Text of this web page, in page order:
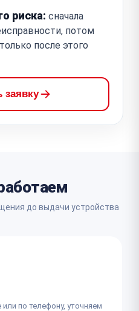
риска: сначала
потом
после этого
заявку
до выдачи устройства
по телефону, уточняем